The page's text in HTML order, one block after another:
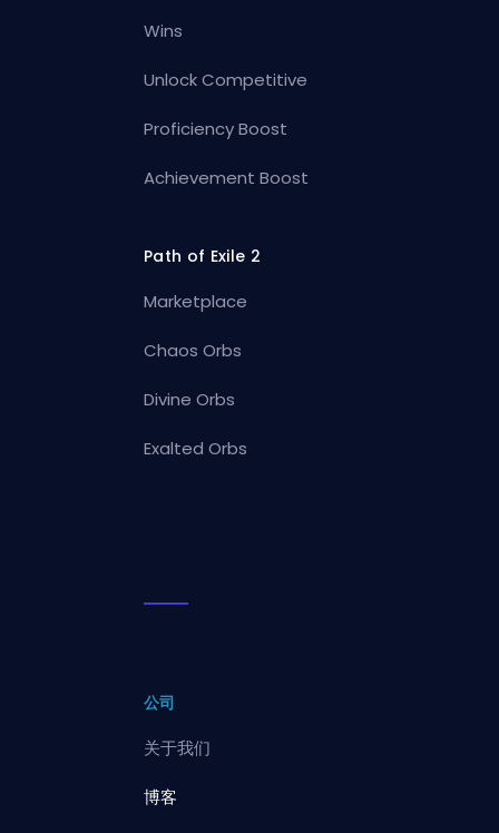
Wins
Unlock Competitive
Proficiency Boost
Achievement Boost
Path of Exile 2
Marketplace
Chaos Orbs
Divine Orbs
Exalted Orbs
公司
关于我们
博客